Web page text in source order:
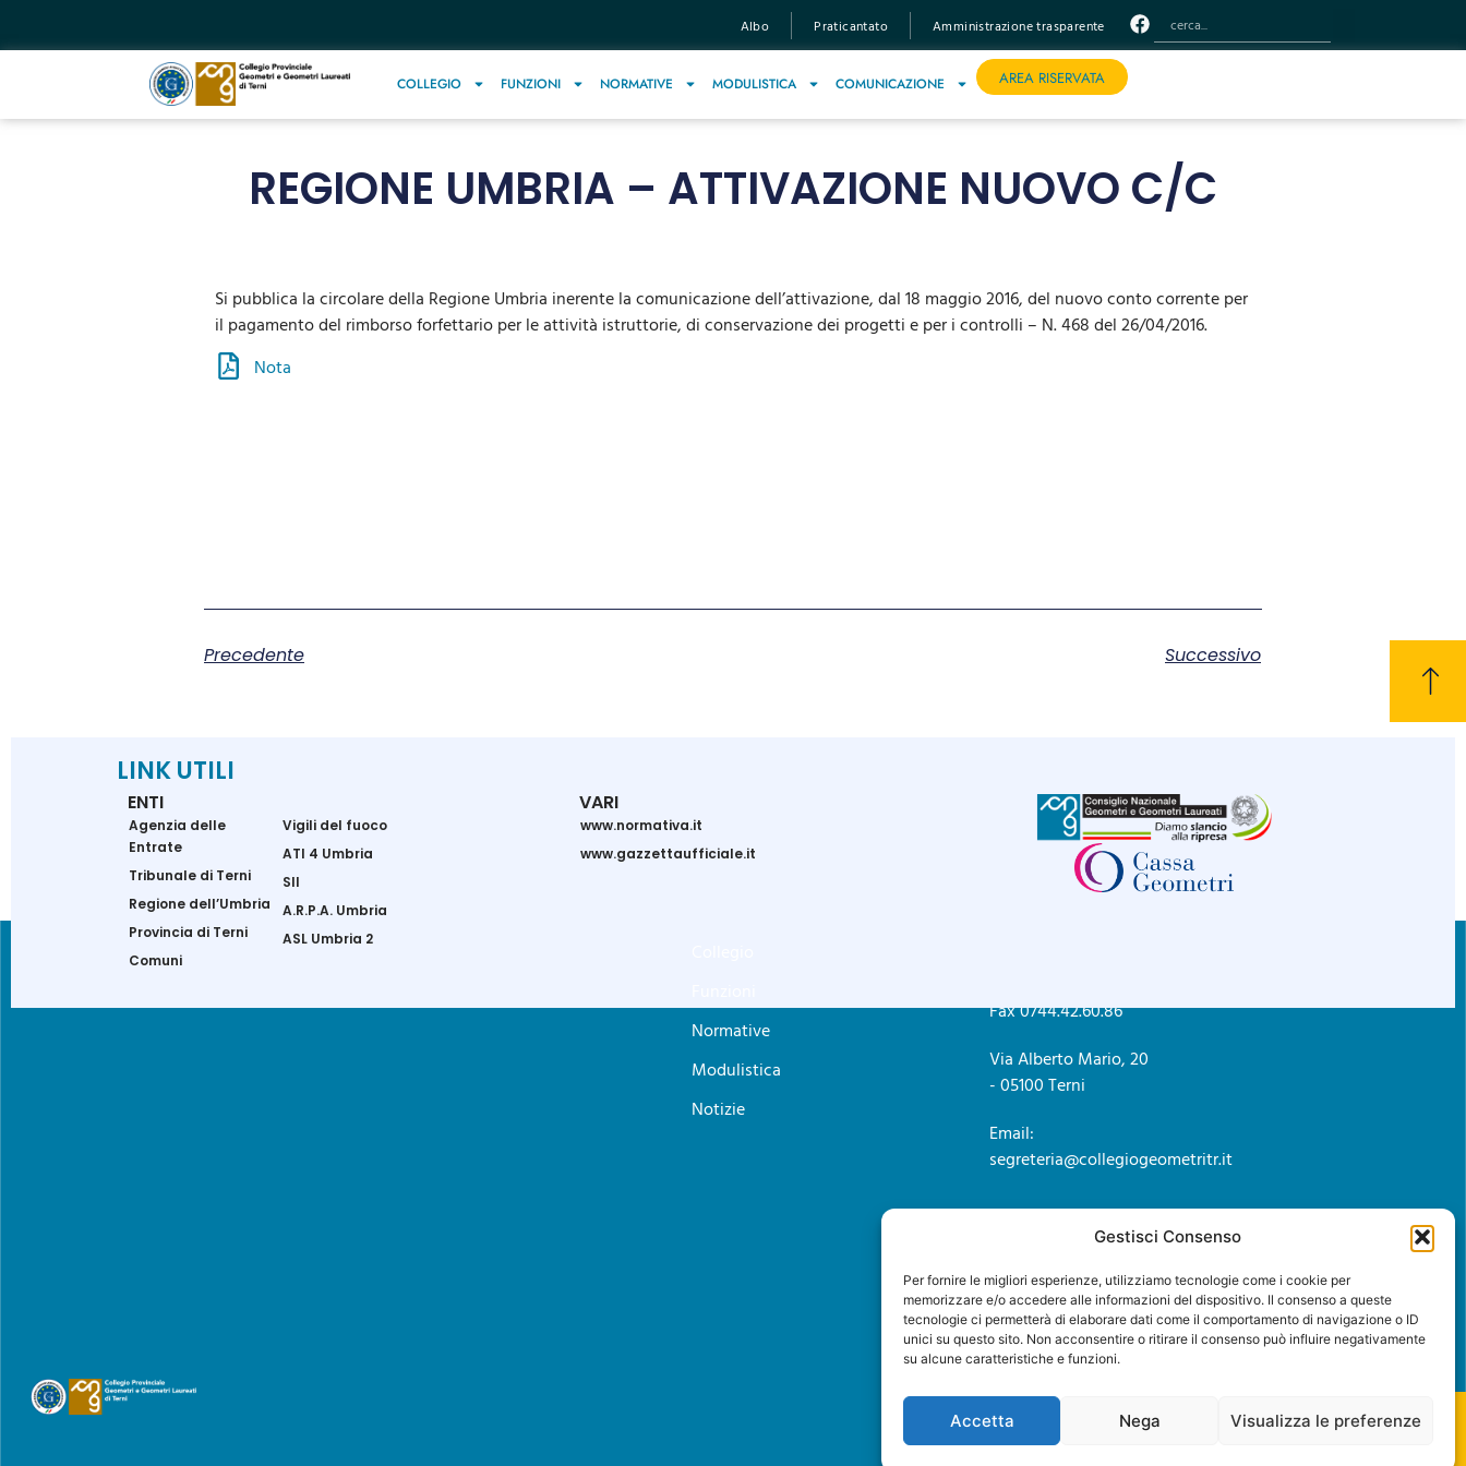
Gestisci Consenso
Per fornire le migliori esperienze, utilizziamo tecnologie come i cookie per
memorizzare e/o accedere alle informazioni del dispositivo. Il consenso a queste
tecnologie ci permetterà di elaborare dati come il comportamento di navigazione o ID
unici su questo sito. Non acconsentire o ritirare il consenso può influire negativamente
su alcune caratteristiche e funzioni.
Accetta Nega Visualizza le preferenze
Albo Praticantato Amministrazione trasparente
COLLEGIO FUNZIONI NORMATIVE MODULISTICA COMUNICAZIONE AREA RISERVATA
REGIONE UMBRIA – ATTIVAZIONE NUOVO C/C
Si pubblica la circolare della Regione Umbria inerente la comunicazione dell’attivazione, dal 18 maggio 2016, del nuovo conto corrente per
il pagamento del rimborso forfettario per le attività istruttorie, di conservazione dei progetti e per i controlli – N. 468 del 26/04/2016.
Nota
Precedente Successivo
LINK UTILI
ENTI
Agenzia delle
Entrate
Tribunale di Terni
Regione dell’Umbria
Provincia di Terni
Comuni
Vigili del fuoco
ATI 4 Umbria
SII
A.R.P.A. Umbria
ASL Umbria 2
VARI
www.normativa.it
www.gazzettaufficiale.it
Normative
Modulistica
Notizie
Fax 0744.42.60.86
Via Alberto Mario, 20
- 05100 Terni
Email:
segreteria@collegiogeometritr.it